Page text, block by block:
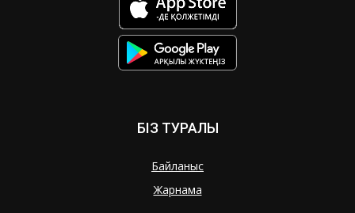
БІЗ ТУРАЛЫ
Байланыс
Жарнама